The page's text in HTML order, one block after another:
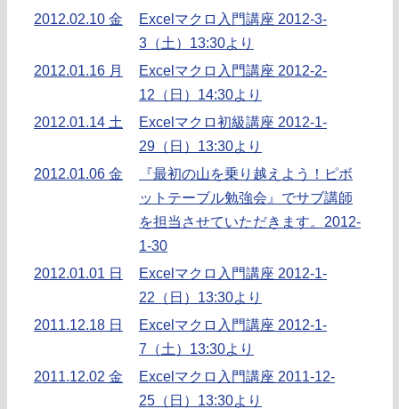
2012.02.10 金
Excelマクロ入門講座 2012-3-
3（土）13:30より
2012.01.16 月
Excelマクロ入門講座 2012-2-
12（日）14:30より
2012.01.14 土
Excelマクロ初級講座 2012-1-
29（日）13:30より
2012.01.06 金
『最初の山を乗り越えよう！ピボ
ットテーブル勉強会』でサブ講師
を担当させていただきます。2012-
1-30
2012.01.01 日
Excelマクロ入門講座 2012-1-
22（日）13:30より
2011.12.18 日
Excelマクロ入門講座 2012-1-
7（土）13:30より
2011.12.02 金
Excelマクロ入門講座 2011-12-
25（日）13:30より